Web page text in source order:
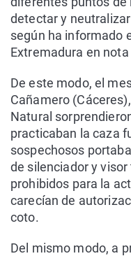
detectar y
según ha informado
Extremadura en
De este modo, el
Cañamero
Natural
practicaban la caza
sospechosos
de silenciador y
prohibidos para la
carecían de
coto.
Del mismo modo, a